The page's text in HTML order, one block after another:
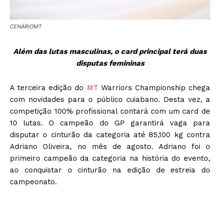
CENÁRIOMT
Além das lutas masculinas, o card principal terá duas
disputas femininas
A terceira edição do MT Warriors Championship chega
com novidades para o público cuiabano. Desta vez, a
competição 100% profissional contará com um card de
10 lutas. O campeão do GP garantirá vaga para
disputar o cinturão da categoria até 85,100 kg contra
Adriano Oliveira, no mês de agosto. Adriano foi o
primeiro campeão da categoria na história do evento,
ao conquistar o cinturão na edição de estreia do
campeonato.